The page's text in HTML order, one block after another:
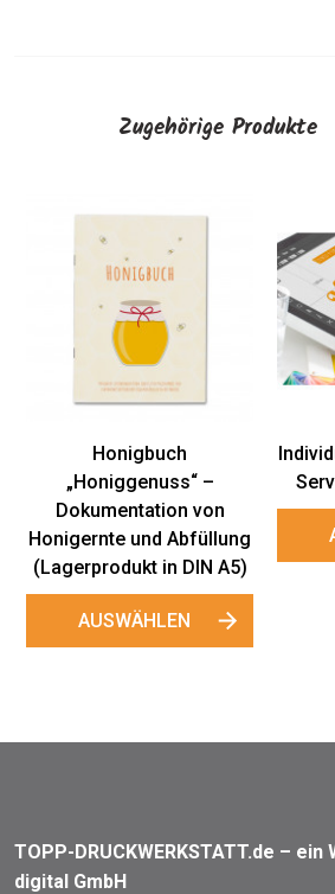
Zugehörige Produkte
A5)
Individueller Grafikdesign-
Service (120 Minuten)
AUSWÄHLEN
TOPP-DRUCKWERKSTATT.de –
digital GmbH